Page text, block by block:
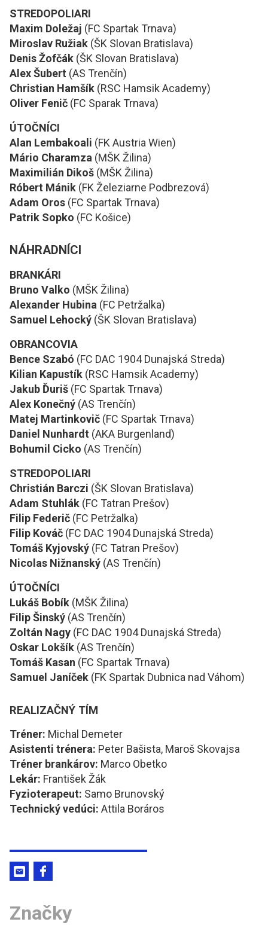
STREDOPOLIARI
Maxim Doležaj (FC Spartak Trnava)
Miroslav Ružiak (ŠK Slovan Bratislava)
Denis Žofčák (ŠK Slovan Bratislava)
Alex Šubert (AS Trenčín)
Christian Hamšík (RSC Hamsik Academy)
Oliver Fenič (FC Sparak Trnava)
ÚTOČNÍCI
Alan Lembakoali (FK Austria Wien)
Mário Charamza (MŠK Žilina)
Maximilián Dikoš (MŠK Žilina)
Róbert Mánik (FK Železiarne Podbrezová)
Adam Oros (FC Spartak Trnava)
Patrik Sopko (FC Košice)
NÁHRADNÍCI
BRANKÁRI
Bruno Valko (MŠK Žilina)
Alexander Hubina (FC Petržalka)
Samuel Lehocký (ŠK Slovan Bratislava)
OBRANCOVIA
Bence Szabó (FC DAC 1904 Dunajská Streda)
Kilian Kapustík (RSC Hamsik Academy)
Jakub Ďuriš (FC Spartak Trnava)
Alex Konečný (AS Trenčín)
Matej Martinkovič (FC Spartak Trnava)
Daniel Nunhardt (AKA Burgenland)
Bohumil Cicko (AS Trenčín)
STREDOPOLIARI
Christián Barczi (ŠK Slovan Bratislava)
Adam Stuhlák (FC Tatran Prešov)
Filip Federič (FC Petržalka)
Filip Kováč (FC DAC 1904 Dunajská Streda)
Tomáš Kyjovský (FC Tatran Prešov)
Nicolas Nižnanský (AS Trenčín)
ÚTOČNÍCI
Lukáš Bobík (MŠK Žilina)
Filip Šinský (AS Trenčín)
Zoltán Nagy (FC DAC 1904 Dunajská Streda)
Oskar Lokšík (AS Trenčín)
Tomáš Kasan (FC Spartak Trnava)
Samuel Janíček (FK Spartak Dubnica nad Váhom)
REALIZAČNÝ TÍM
Tréner: Michal Demeter
Asistenti trénera: Peter Bašista, Maroš Skovajsa
Tréner brankárov: Marco Obetko
Lekár: František Žák
Fyzioterapeut: Samo Brunovský
Technický vedúci: Attila Boráros
Značky